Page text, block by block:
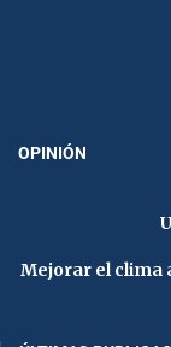
OPINIÓN
Mejorar el clima